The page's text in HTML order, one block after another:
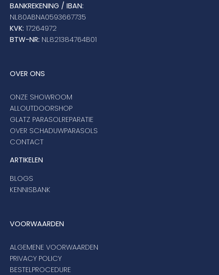
BANKREKENING / IBAN:
NL80ABNA0593667735
KVK: 17264972
BTW-NR: NL821384764B01
OVER ONS
ONZE SHOWROOM
ALLOUTDOORSHOP
GLATZ PARASOLREPARATIE
OVER SCHADUWPARASOLS
CONTACT
ARTIKELEN
BLOGS
KENNISBANK
VOORWAARDEN
ALGEMENE VOORWAARDEN
PRIVACY POLICY
BESTELPROCEDURE